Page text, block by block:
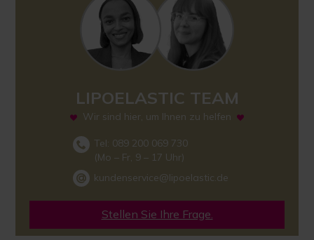
LIPOELASTIC TEAM
Wir sind hier, um Ihnen zu helfen
Tel: 089 200 069 730
(Mo – Fr, 9 – 17 Uhr)
kundenservice@lipoelastic.de
Stellen Sie Ihre Frage.